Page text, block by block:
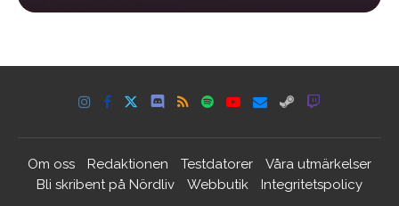
Om oss Redaktionen Testdatorer
Våra utmärkelser
Bli skribent på Nördliv
Webbutik Integritetspolicy